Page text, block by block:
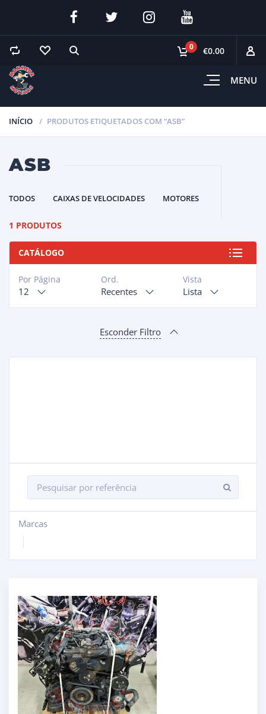
MENU
0 €0.00
INÍCIO PRODUTOS ETIQUETADOS COM “ASB”
ASB
TODOS CAIXAS DE VELOCIDADES MOTORES
1 PRODUTOS
CATÁLOGO
Vista
Lista
Ord.
Recentes
Por Página
12
Esconder Filtro
Marcas
+